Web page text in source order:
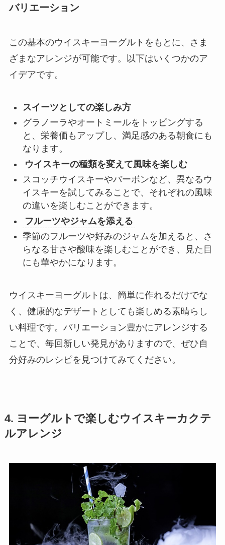
バリエーション
この基本のウイスキーヨーグルトをもとに、さま
ざまなアレンジが可能です。以下はいくつかのア
イデアです。
スイーツとしての楽しみ方
グラノーラやオートミールをトッピングする
と、栄養価もアップし、満足感のある朝食にも
なります。
ウイスキーの種類を変えて風味を楽しむ
スコッチウイスキーやバーボンなど、異なるウ
イスキーを試してみることで、それぞれの風味
の違いを楽しむことができます。
フルーツやジャムを添える
季節のフルーツや好みのジャムを加えると、さ
らなる甘さや酸味を楽しむことができ、見た目
にも華やかになります。
ウイスキーヨーグルトは、簡単に作れるだけでな
く、健康的なデザートとしても楽しめる素晴らし
い料理です。バリエーション豊かにアレンジする
ことで、毎回新しい発見がありますので、ぜひ自
分好みのレシピを見つけてみてください。
4. ヨーグルトで楽しむウイスキーカクテ
ルアレンジ